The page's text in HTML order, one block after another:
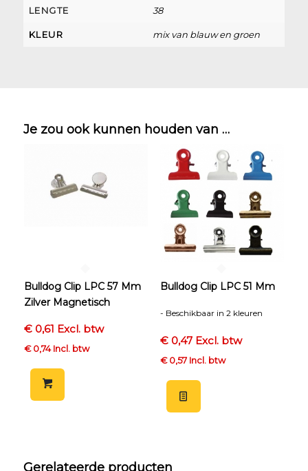
LENGTE 38
KLEUR mix van blauw en groen
Je zou ook kunnen houden van …
Bulldog Clip LPC 57 Mm
Zilver Magnetisch
€ 0,61 Excl. btw
€ 0,74 Incl. btw
Bulldog Clip LPC 51 Mm
- Beschikbaar in 2 kleuren
€ 0,47 Excl. btw
€ 0,57 Incl. btw
Gerelateerde producten